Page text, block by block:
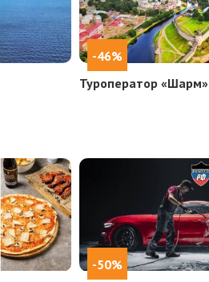
-46%
Туроператор «Шарм»
-50%